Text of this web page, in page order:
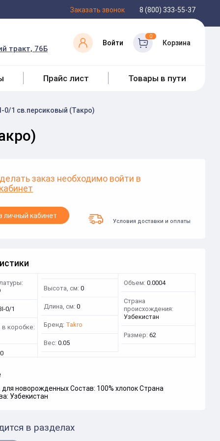
Заказать звонок 8 (800) 333-55-37
тракт, 76Б
Войти
0
Корзина
Прайс лист Товары в пути
1 св.персиковый (Такро)
заказ необходимо войти в
личный кабинет
Условия доставки и оплаты
0/1
коробке:
0
Высота, см: 0
Длина, см: 0
Бренд: Takro
Вес: 0.05
Объем: 0.0004
Страна
происхождения:
Узбекистан
Размер: 62
новорожденных Состав: 100% хлопок Страна
Узбекистан
в разделах